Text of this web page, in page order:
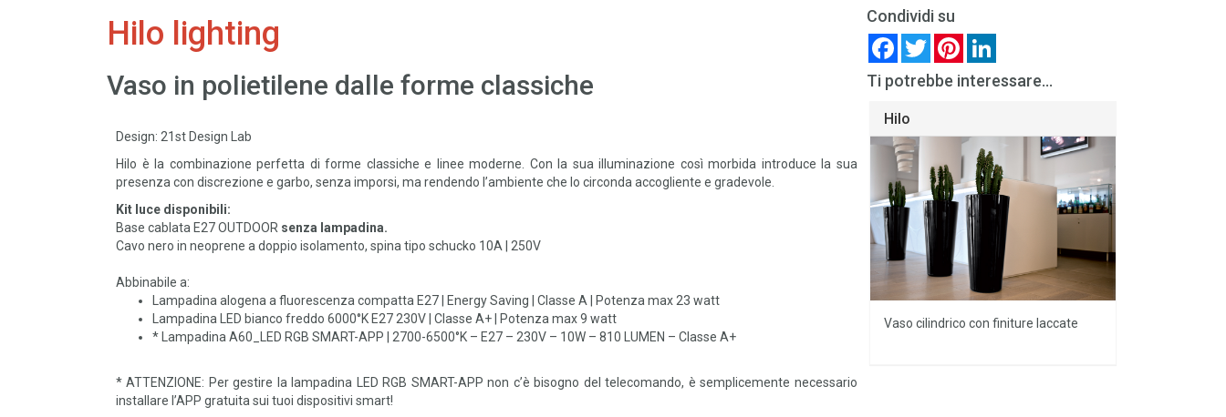
Hilo lighting
Vaso in polietilene dalle forme classiche
Design: 21st Design Lab
Hilo è la combinazione perfetta di forme classiche e linee moderne. Con la sua illuminazione così morbida introduce la sua
presenza con discrezione e garbo, senza imporsi, ma rendendo l’ambiente che lo circonda accogliente e gradevole.
Kit luce disponibili:
Base cablata E27 OUTDOOR senza lampadina.
Cavo nero in neoprene a doppio isolamento, spina tipo schucko 10A | 250V
Abbinabile a:
Lampadina alogena a fluorescenza compatta E27 | Energy Saving | Classe A | Potenza max 23 watt
Lampadina LED bianco freddo 6000°K E27 230V | Classe A+ | Potenza max 9 watt
* Lampadina A60_LED RGB SMART-APP | 2700-6500°K – E27 – 230V – 10W – 810 LUMEN – Classe A+
* ATTENZIONE: Per gestire la lampadina LED RGB SMART-APP non c’è bisogno del telecomando, è semplicemente necessario
installare l’APP gratuita sui tuoi dispositivi smart!
Condividi su
FacebookTwitter Pinterest
Ti potrebbe interessare...
Hilo
Vaso cilindrico con finiture laccate